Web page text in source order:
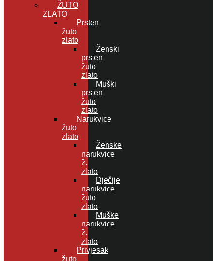
ŽUTO
ZLATO
Prsten
žuto
zlato
Ženski
prsten
žuto
zlato
Muški
prsten
žuto
zlato
Narukvice
žuto
zlato
Ženske
narukvice
ž.
zlato
Dječije
narukvice
žuto
zlato
Muške
narukvice
ž.
zlato
Privjesak
žuto